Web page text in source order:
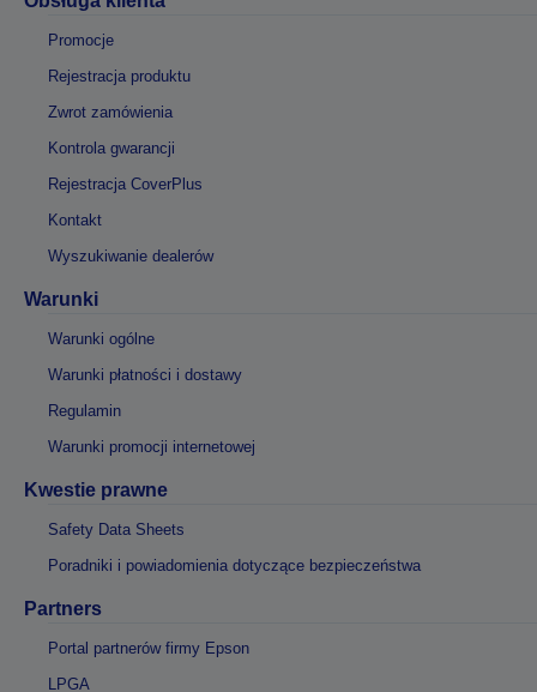
Promocje
Rejestracja produktu
Zwrot zamówienia
Kontrola gwarancji
Rejestracja CoverPlus
Kontakt
Wyszukiwanie dealerów
Warunki
Warunki ogólne
Warunki płatności i dostawy
Regulamin
Warunki promocji internetowej
Kwestie prawne
Safety Data Sheets
Poradniki i powiadomienia dotyczące bezpieczeństwa
Partners
Portal partnerów firmy Epson
LPGA